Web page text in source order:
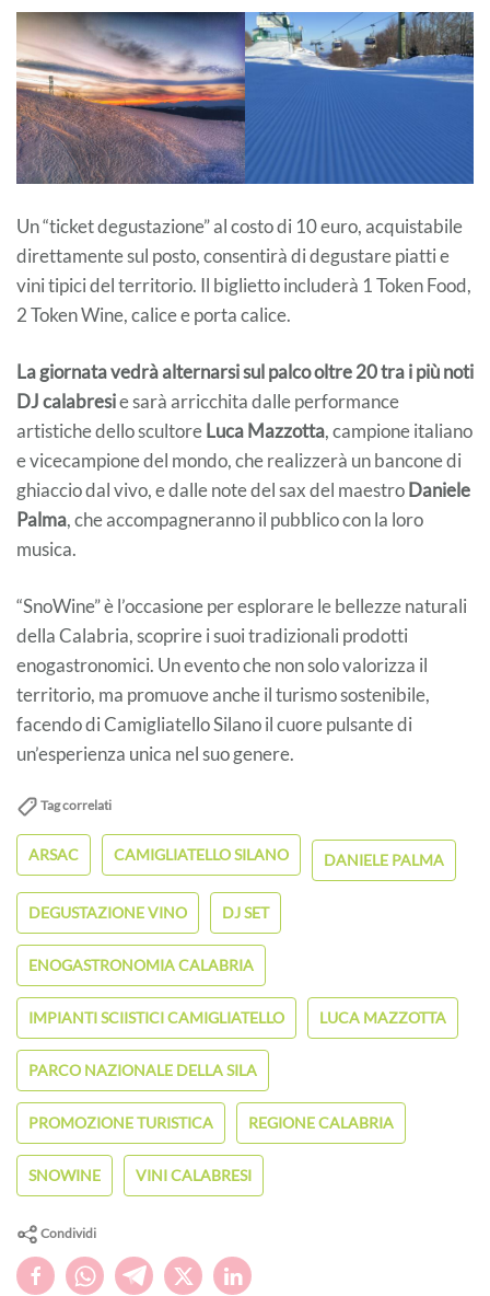
Un “ticket degustazione” al costo di 10 euro, acquistabile
direttamente sul posto, consentirà di degustare piatti e
vini tipici del territorio. Il biglietto includerà 1 Token Food,
2 Token Wine, calice e porta calice.
La giornata vedrà alternarsi sul palco oltre 20 tra i più noti
DJ calabresie sarà arricchita dalle performance
artistiche dello scultoreLuca Mazzotta, campione italiano
e vicecampione del mondo, che realizzerà un bancone di
ghiaccio dal vivo, e dalle note del sax del maestroDaniele
Palma, che accompagneranno il pubblico con la loro
musica.
“SnoWine” è l’occasione per esplorare le bellezze naturali
della Calabria, scoprire i suoi tradizionali prodotti
enogastronomici. Un evento che non solo valorizza il
territorio, ma promuove anche il turismo sostenibile,
facendo di Camigliatello Silano il cuore pulsante di
un’esperienza unica nel suo genere.
Tag correlati
ARSAC CAMIGLIATELLO SILANO DANIELE PALMA
DEGUSTAZIONE VINO DJ SET
ENOGASTRONOMIA CALABRIA
IMPIANTI SCIISTICI CAMIGLIATELLO LUCA MAZZOTTA
PARCO NAZIONALE DELLA SILA
PROMOZIONE TURISTICA REGIONE CALABRIA
SNOWINE VINI CALABRESI
Condividi